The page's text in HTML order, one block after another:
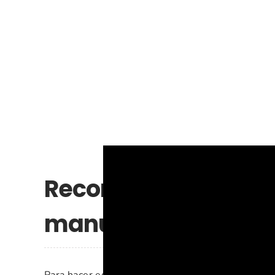
Recomendaciones
manualidad